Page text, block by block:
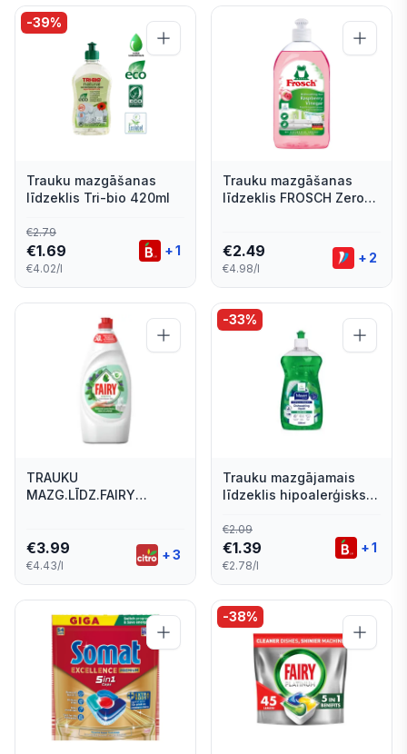
-39%
Trauku mazgāšanas
līdzeklis Tri-bio 420ml
€2.79
€1.69
€4.02/l
+1
Trauku mazgāšanas
līdzeklis FROSCH Zero
€2.49
€4.98/l
+ 2
TRAUKU
MAZG.LĪDZ.FAIRY
€3.99
€4.43/l
+3
-33%
Trauku mazgājamais
līdzeklis hipoalerģisks
€2.09
€1.39
€2.78/l
+1
-38%